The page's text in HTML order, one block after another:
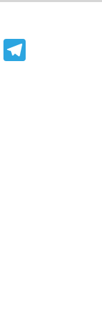
Email